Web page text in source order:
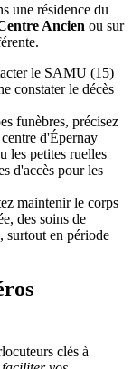
une résidence du
Ancien ou sur
le SAMU (15)
constater le décès
funèbres, précisez
d'Épernay
les petites ruelles
d'accès pour les
maintenir le corps
des soins de
surtout en période
clés à